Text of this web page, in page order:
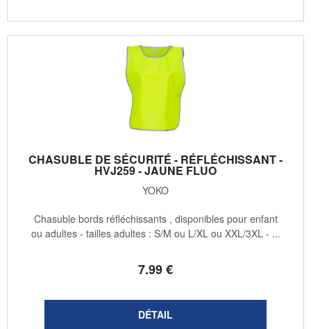
CHASUBLE DE SÉCURITÉ - RÉFLÉCHISSANT -
HVJ259 - JAUNE FLUO
YOKO
7.99€
Chasuble bords réfléchissants , disponibles pour enfant
ou adultes - tailles adultes : S/M ou L/XL ou XXL/3XL - ...